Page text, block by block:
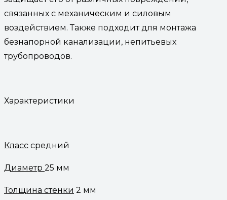
связанных с механическим и силовым
воздействием. Также подходит для монтажа
безнапорной канализации, непитьевых
трубопроводов.
Характеристики
Класс средний
Диаметр 25 мм
Толщина стенки 2 мм